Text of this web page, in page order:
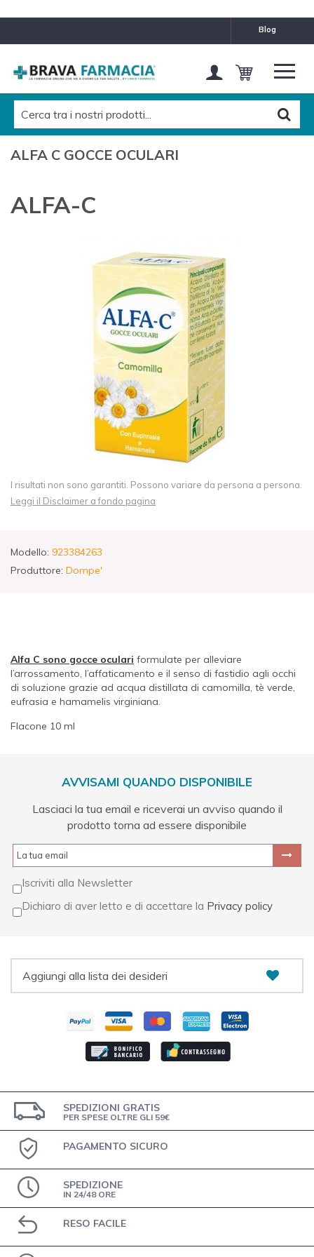
blog
ALFA C GOCCE OCULARI
ALFA-C
I risultati non sono garantiti. Possono variare da persona a persona.
Leggi il Disclaimer a fondo pagina
Modello: 923384263
Produttore: Dompe'
Alfa C sono gocce oculari formulate per alleviare
l’arrossamento, l’affaticamento e il senso di fastidio agli occhi
di soluzione grazie ad acqua distillata di camomilla, tè verde,
eufrasia e hamamelis virginiana.
Flacone 10 ml
AVVISAMI QUANDO DISPONIBILE
Lasciaci la tua email e riceverai un avviso quando il
prodotto torna ad essere disponibile
Iscriviti alla Newsletter
Dichiaro di aver letto e di accettare la Privacy policy
Aggiungi alla lista dei desideri
SPEDIZIONI GRATIS
PER SPESE OLTRE GLI 59€
PAGAMENTO SICURO
SPEDIZIONE
IN 24/48 ORE
RESO FACILE